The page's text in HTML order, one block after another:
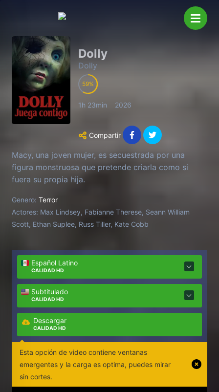
Dolly
Dolly
59
1h 23min 2026
Compartir
Macy, una joven mujer, es secuestrada por una
figura monstruosa que pretende criarla como si
fuera su propia hija.
Genero: Terror
Actores: Max Lindsey, Fabianne Therese, Seann William
Scott, Ethan Suplee, Russ Tiller, Kate Cobb
Español Latino
CALIDAD HD
Subtitulado
CALIDAD HD
Descargar
CALIDAD HD
Esta opción de video contiene ventanas
emergentes y la carga es optima, puedes mirar
sin cortes.